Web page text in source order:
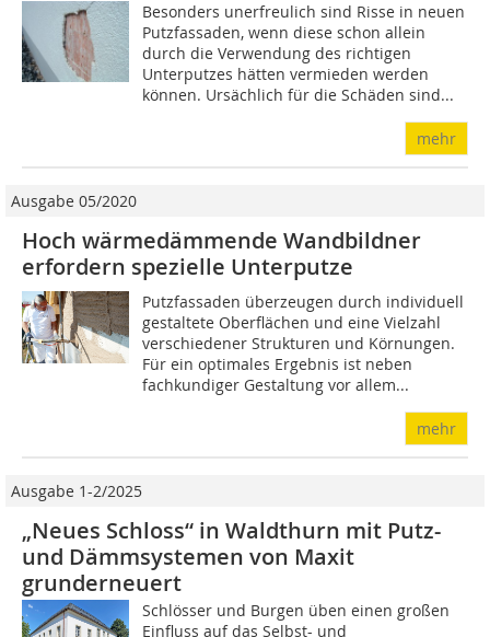
Besonders unerfreulich sind Risse in neuen
Putzfassaden, wenn diese schon allein
durch die Verwendung des richtigen
Unterputzes hätten vermieden werden
können. Ursächlich für die Schäden sind...
mehr
Ausgabe 05/2020
Hoch wärmedämmende Wandbildner
erfordern spezielle Unterputze
Putzfassaden überzeugen durch individuell
gestaltete Oberflächen und eine Vielzahl
verschiedener Strukturen und Körnungen.
Für ein optimales Ergebnis ist neben
fachkundiger Gestaltung vor allem...
mehr
Ausgabe 1-2/2025
„Neues Schloss“ in Waldthurn mit Putz-
und Dämmsystemen von Maxit
grunderneuert
Schlösser und Burgen üben einen großen
Einfluss auf das Selbst- und